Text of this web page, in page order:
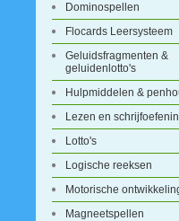
Dominospellen
Flocards Leersysteem
Geluidsfragmenten &
geluidenlotto's
Hulpmiddelen &
Lezen en
Lotto's
Logische reeksen
Motorische
Magneetspellen